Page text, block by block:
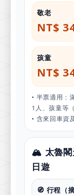
敬老
NT$
孩童
NT$
• 半票適用：
1人、孩童等
• 含來回車資
🏔️ 太魯閣
日遊
🧭 行程（摘